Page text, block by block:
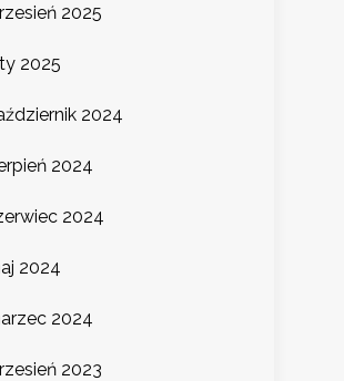
2025
2025
2024
2024
2024
2024
2024
2023